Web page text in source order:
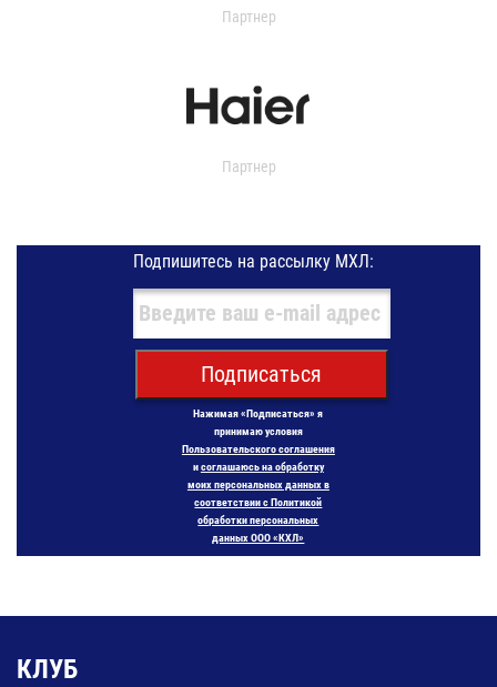
Партнер
Партнер
Подпишитесь на рассылку МХЛ:
Подписаться
Нажимая «Подписаться» я
принимаю условия
Пользовательского соглашения
исоглашаюсь на обработку
моих персональных данных в
соответствии с Политикой
обработки персональных
данных ООО «КХЛ»
КЛУБ